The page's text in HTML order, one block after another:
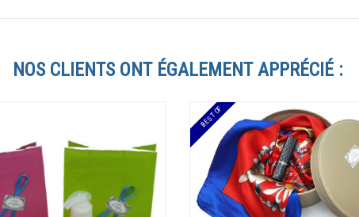
NOS CLIENTS ONT ÉGALEMENT APPRÉCIÉ :
BEST OF